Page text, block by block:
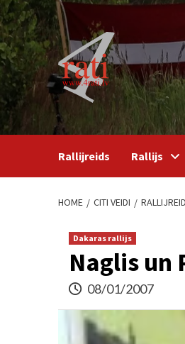
Skip
to
content
Rallijreids Rallijs
HOME CITI VEIDI
Dakaras rallijs
Naglis un
08/01/2007